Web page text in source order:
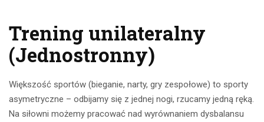
Trening unilateralny
(Jednostronny)
Większość sportów (bieganie, narty, gry zespołowe) to sporty
asymetryczne – odbijamy się z jednej nogi, rzucamy jedną ręką.
Na siłowni możemy pracować nad wyrównaniem dysbalansu